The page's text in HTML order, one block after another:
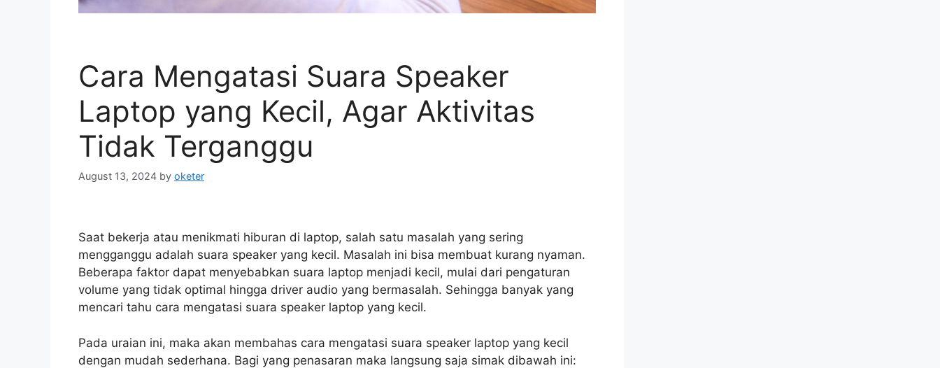
Cara Mengatasi Suara Speaker
Laptop yang Kecil, Agar Aktivitas
Tidak Terganggu
August 13, 2024 by oketer
Saat bekerja atau menikmati hiburan di laptop, salah satu masalah yang sering
mengganggu adalah suara speaker yang kecil. Masalah ini bisa membuat kurang nyaman.
Beberapa faktor dapat menyebabkan suara laptop menjadi kecil, mulai dari pengaturan
volume yang tidak optimal hingga driver audio yang bermasalah. Sehingga banyak yang
mencari tahu cara mengatasi suara speaker laptop yang kecil.
Pada uraian ini, maka akan membahas cara mengatasi suara speaker laptop yang kecil
dengan mudah sederhana. Bagi yang penasaran maka langsung saja simak dibawah ini: